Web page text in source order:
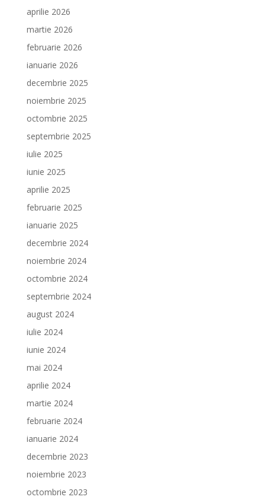
aprilie 2026
martie 2026
februarie 2026
ianuarie 2026
decembrie 2025
noiembrie 2025
octombrie 2025
septembrie 2025
iulie 2025
iunie 2025
aprilie 2025
februarie 2025
ianuarie 2025
decembrie 2024
noiembrie 2024
octombrie 2024
septembrie 2024
august 2024
iulie 2024
iunie 2024
mai 2024
aprilie 2024
martie 2024
februarie 2024
ianuarie 2024
decembrie 2023
noiembrie 2023
octombrie 2023